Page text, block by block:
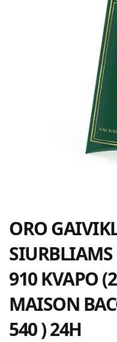
ORO
SIURBLIAMS
910 KVAPO
MAISON
540 ) 24H